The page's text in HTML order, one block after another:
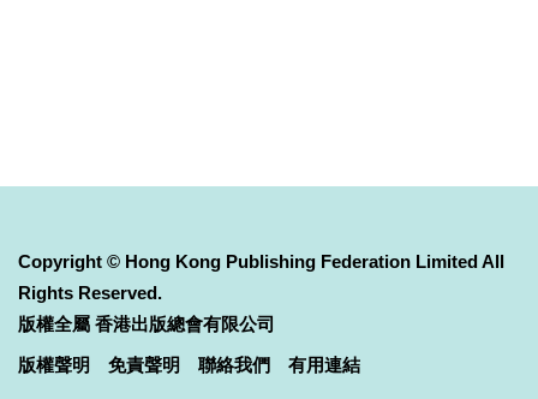
Copyright © Hong Kong Publishing Federation Limited All
Rights Reserved.
版權全屬 香港出版總會有限公司
版權聲明
免責聲明 聯絡我們 有用連結